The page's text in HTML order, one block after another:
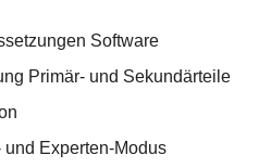
Software
Primär- und Sekundärteile
und Experten-Modus